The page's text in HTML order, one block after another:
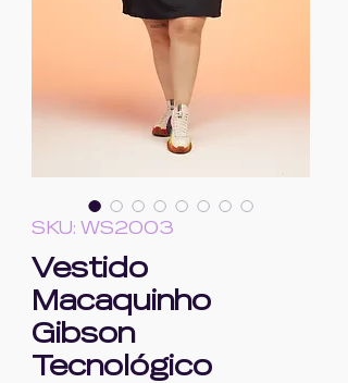
SKU: WS2003
Vestido
Macaquinho
Gibson
Tecnológico